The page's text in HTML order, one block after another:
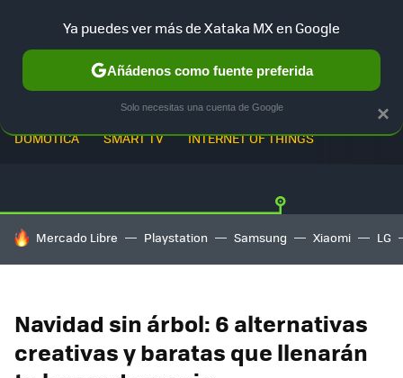
DOMÓTICA SMART TV INTERNET OF THINGS
HOY SE HABLA DE
Mercado Libre Playstation Samsung Xiaomi LG
Navidad sin árbol: 6 alternativas
creativas y baratas que llenarán
×
Ya puedes ver más de Xataka MX en Google
Añádenos como fuente preferida
Solo necesitas una cuenta de Google